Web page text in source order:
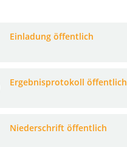
Einladung öffentlich
Ergebnisprotokoll öffentlich
Niederschrift öffentlich